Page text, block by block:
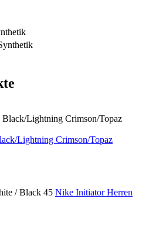
Lightning Crimson/Topaz
Nike Initiator Herren